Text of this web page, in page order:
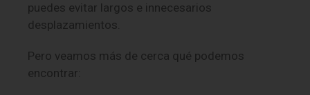
puedes evitar largos e innecesarios
desplazamientos.
Pero veamos más de cerca qué podemos
encontrar: